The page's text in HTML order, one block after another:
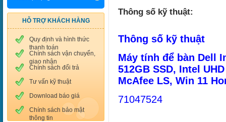
HỖ TRỢ KHÁCH HÀNG
Quy định và hình thức
thanh toán
Chính sách vận chuyển,
giao nhận
Chính sách đổi trả
Tư vấn kỹ thuật
Download báo giá
Chính sách bảo mật
thông tin
Thông số kỹ thuật:
Thông số kỹ thuật
Máy tính để bàn Dell
512GB SSD, Intel
McAfee LS, Win 11
71047524